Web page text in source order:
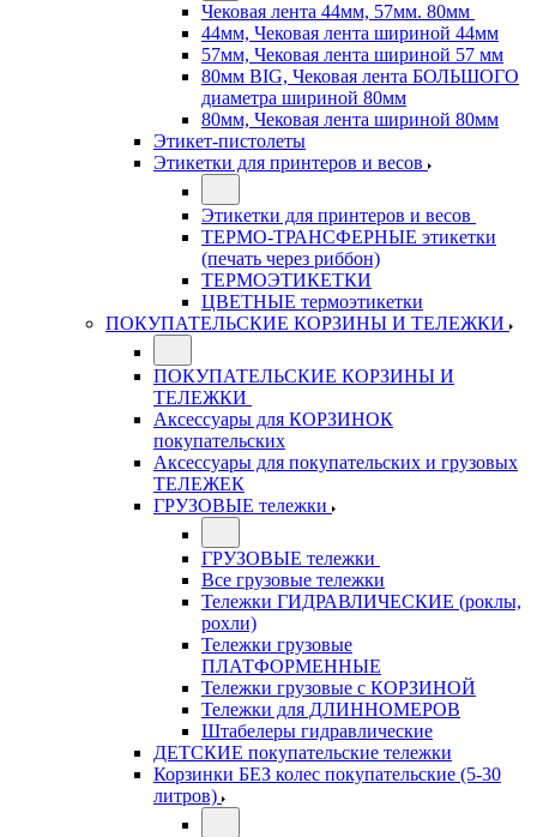
Чековая лента 44мм, 57мм. 80мм
44мм, Чековая лента шириной 44мм
57мм, Чековая лента шириной 57 мм
80мм BIG, Чековая лента БОЛЬШОГО
диаметра шириной 80мм
80мм, Чековая лента шириной 80мм
Этикет-пистолеты
Этикетки для принтеров и весов
Этикетки для принтеров и весов
ТЕРМО-ТРАНСФЕРНЫЕ этикетки
(печать через риббон)
ТЕРМОЭТИКЕТКИ
ЦВЕТНЫЕ термоэтикетки
ПОКУПАТЕЛЬСКИЕ КОРЗИНЫ И ТЕЛЕЖКИ
ПОКУПАТЕЛЬСКИЕ КОРЗИНЫ И
ТЕЛЕЖКИ
Аксессуары для КОРЗИНОК
покупательских
Аксессуары для покупательских и грузовых
ТЕЛЕЖЕК
ГРУЗОВЫЕ тележки
ГРУЗОВЫЕ тележки
Все грузовые тележки
Тележки ГИДРАВЛИЧЕСКИЕ (роклы,
рохли)
Тележки грузовые
ПЛАТФОРМЕННЫЕ
Тележки грузовые с КОРЗИНОЙ
Тележки для ДЛИННОМЕРОВ
Штабелеры гидравлические
ДЕТСКИЕ покупательские тележки
Корзинки БЕЗ колес покупательские (5-30
литров)